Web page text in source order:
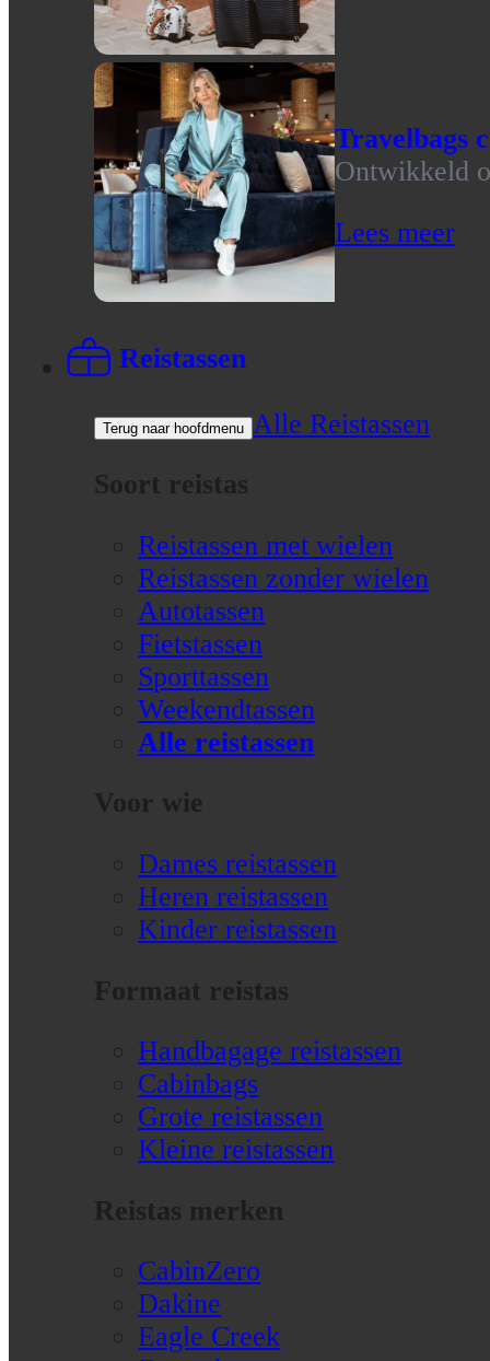
Travelbags
Ontwikkeld
Lees meer
Reistassen
Terug naar hoofdmenu
Alle Reistassen
Soort reistas
Reistassen met wielen
Reistassen zonder wielen
Autotassen
Fietstassen
Sporttassen
Weekendtassen
Alle reistassen
Voor wie
Dames reistassen
Heren reistassen
Kinder reistassen
Formaat reistas
Handbagage reistassen
Cabinbags
Grote reistassen
Kleine reistassen
Reistas merken
CabinZero
Dakine
Eagle Creek